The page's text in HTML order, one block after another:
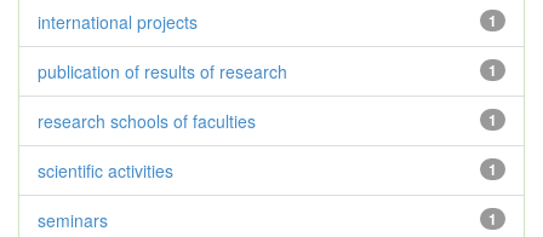
1
international projects
1
publication of results of research
1
research schools of faculties
1
scientific activities
1
seminars